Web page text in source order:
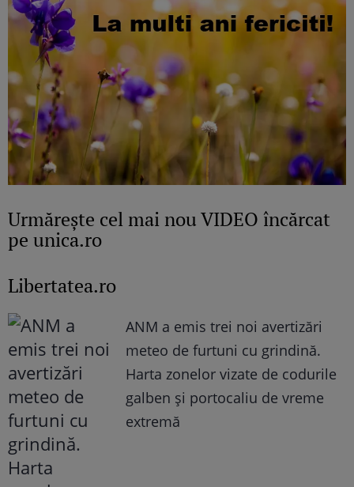
Urmăreşte cel mai nou VIDEO încărcat
pe unica.ro
Libertatea.ro
ANM a emis trei noi avertizări
meteo de furtuni cu grindină.
Harta zonelor vizate de codurile
galben și portocaliu de vreme
extremă